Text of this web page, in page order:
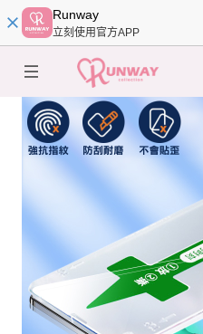
Runway
立刻使用官方APP